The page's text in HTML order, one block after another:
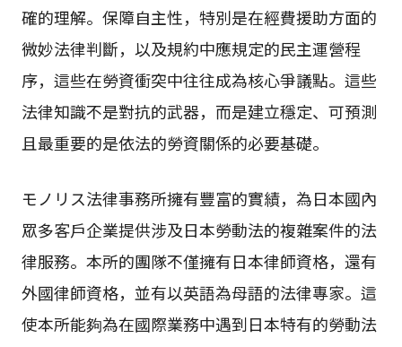
確的理解。保障自主性，特別是在經費援助方面的
微妙法律判斷，以及規約中應規定的民主運營程
序，這些在勞資衝突中往往成為核心爭議點。這些
法律知識不是對抗的武器，而是建立穩定、可預測
且最重要的是依法的勞資關係的必要基礎。
モノリス法律事務所擁有豐富的實績，為日本國內
眾多客戶企業提供涉及日本勞動法的複雜案件的法
律服務。本所的團隊不僅擁有日本律師資格，還有
外國律師資格，並有以英語為母語的法律專家。這
使本所能夠為在國際業務中遇到日本特有的勞動法